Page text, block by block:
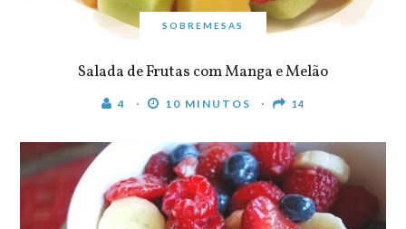
SOBREMESAS
Salada de Frutas com Manga e Melão
4 10 MINUTOS 14